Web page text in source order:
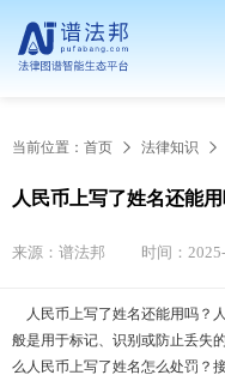
当前位置： 首页 法律知识
人民币上写了姓名还能
来源：谱法邦 时间：
人民币上写了姓名还能用吗？
般是用于标记、识别或防止丢失
么人民币上写了姓名怎么处罚？